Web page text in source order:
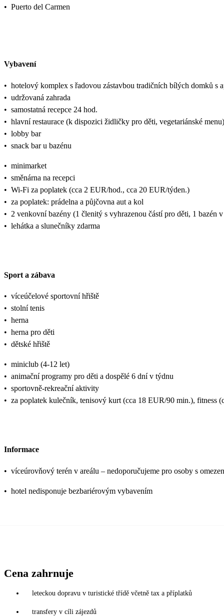
• Puerto del Carmen
Vybavení
• hotelový komplex s řadovou zástavbou tradičních bílých domků s
• udržovaná zahrada
• samostatná recepce 24 hod.
• hlavní restaurace (k dispozici židličky pro děti, vegetariánské menu)
• lobby bar
• snack bar u bazénu
• minimarket
• směnárna na recepci
• Wi-Fi za poplatek (cca 2 EUR/hod., cca 20 EUR/týden.)
• za poplatek: prádelna a půjčovna aut a kol
• 2 venkovní bazény (1 členitý s vyhrazenou částí pro děti, 1 bazén
• lehátka a slunečníky zdarma
Sport a zábava
• víceúčelové sportovní hřiště
• stolní tenis
• herna
• herna pro děti
• dětské hřiště
• miniclub (4-12 let)
• animační programy pro děti a dospělé 6 dní v týdnu
• sportovně-rekreační aktivity
• za poplatek kulečník, tenisový kurt (cca 18 EUR/90 min.), fitness
Informace
• víceúrovňový terén v areálu – nedoporučujeme pro osoby s
• hotel nedisponuje bezbariérovým vybavením
Cena zahrnuje
leteckou dopravu v turistické třídě včetně tax a příplatků
transfery v cíli zájezdů